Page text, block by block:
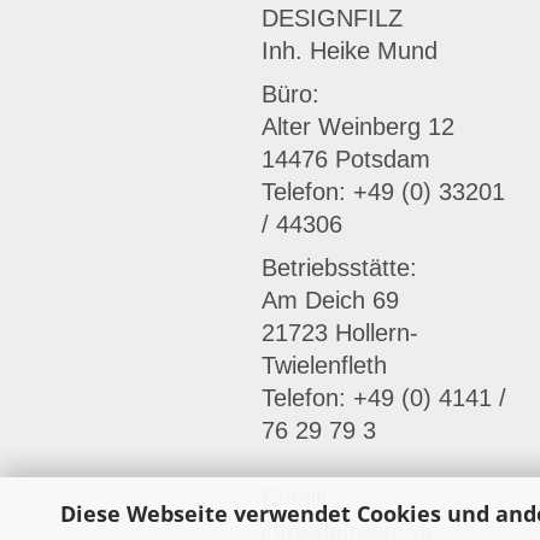
Diese Webseite verwendet Cookies und
DESIGNFILZ
Inh. Heike Mund
Büro:
Alter Weinberg 12
14476 Potsdam
Telefon: +49 (0) 33201
/ 44306
Betriebsstätte:
Am Deich 69
21723 Hollern-
Twielenfleth
Telefon: +49 (0) 4141 /
76 29 79 3
info@latroom.de